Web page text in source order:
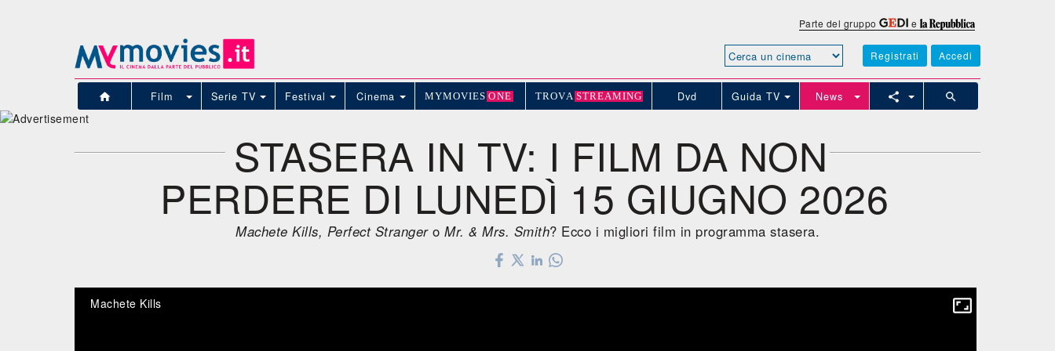
Parte del gruppo e
Registrati Accedi
Film Serie TV Festival Cinema MYMOVIES ONE TROVA STREAMING Dvd Guida TV News
STASERA IN TV: I FILM DA NON
PERDERE DI LUNEDÌ 15 GIUGNO 2026
Machete Kills, Perfect Stranger o Mr. & Mrs. Smith? Ecco i migliori film in programma stasera.

Machete Kills